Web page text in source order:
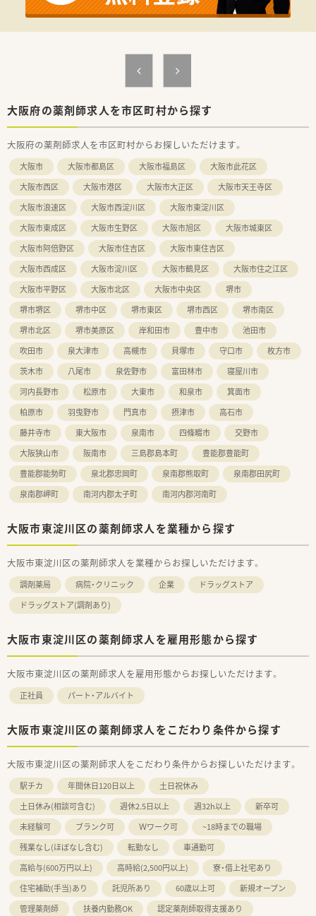
【職場環境と雰囲気】
■店舗には常勤3名、パート1名の薬剤師と医療事務スタッフが
■2020年10月に開局したマンション1階の店舗のため、局内は
■お勤めされている方の平均年齢は40代中盤と非常に落ち着い
ており、お互いを尊重し助け合いながら稼働している職場です。
【想定されるキャリアイメージ】
■中途入社の方への教育体制が整っており、現場での丁寧なOJT
研修のほかeラーニングによる認定薬剤師資格の取得を全額支援
します。
■2ヶ月に1回、住道駅近くの会館にてドクターを囲む座談会形
式の疾患別社内研修を開催しており、最新の臨床医学を深く学べ
ます。
■管理薬剤師には早い方で入社3年前後で就任できるほか、将来
的にはブロック長や本部付の部長へと着実なステップアップが
可能です。
大阪府の薬剤師求人を市区町村から探す
大阪府の薬剤師求人を市区町村からお探しいただけます。
大阪市 大阪市都島区 大阪市福島区
大阪市此花区
大阪市西区
大阪市港区 大阪市大正区
大阪市天王寺区
大阪市浪速区
大阪市西淀川区
大阪市東淀川区
大阪市東成区
大阪市生野区 大阪市旭区
大阪市城東区
大阪市阿倍野区
大阪市住吉区
大阪市東住吉区
大阪市西成区
大阪市淀川区 大阪市鶴見区
大阪市住之江区
大阪市平野区
大阪市北区 大阪市中央区
堺市
堺市堺区
堺市中区 堺市東区 堺市西区
堺市南区
堺市北区
堺市美原区 岸和田市 豊中市
池田市
吹田市
泉大津市 高槻市 貝塚市 守口市
枚方市
茨木市
八尾市 泉佐野市 富田林市
寝屋川市
河内長野市
松原市 大東市 和泉市
箕面市
柏原市
羽曳野市 門真市 摂津市
高石市
藤井寺市
東大阪市 泉南市 四條畷市
交野市
大阪狭山市
阪南市 三島郡島本町
豊能郡豊能町
豊能郡能勢町
泉北郡忠岡町 泉南郡熊取町
泉南郡田尻町
泉南郡岬町
南河内郡太子町 南河内郡河南町
大阪市東淀川区の薬剤師求人を業種から探す
大阪市東淀川区の薬剤師求人を業種からお探しいただけます。
調剤薬局 病院・クリニック 企業
ドラッグストア
ドラッグストア(調剤あり)
大阪市東淀川区の薬剤師求人を雇用形態から探す
大阪市東淀川区の薬剤師求人を雇用形態からお探しいただけます。
正社員 パート・アルバイト
大阪市東淀川区の薬剤師求人をこだわり条件から探す
大阪市東淀川区の薬剤師求人をこだわり条件からお探しいただけます。
駅チカ 年間休日120日以上
土日祝休み
土日休み(相談可含む)
週休2.5日以上 週32h以上
新卒可
未経験可
ブランク可 Ｗワーク可
~18時までの職場
残業なし(ほぼなし含む)
転勤なし
車通勤可
高給与(600万円以上)
高時給(2,500円以上)
寮・借上社宅あり
住宅補助(手当)あり
託児所あり 60歳以上可
新規オープン
管理薬剤師
扶養内勤務OK 認定薬剤師取得支援あり